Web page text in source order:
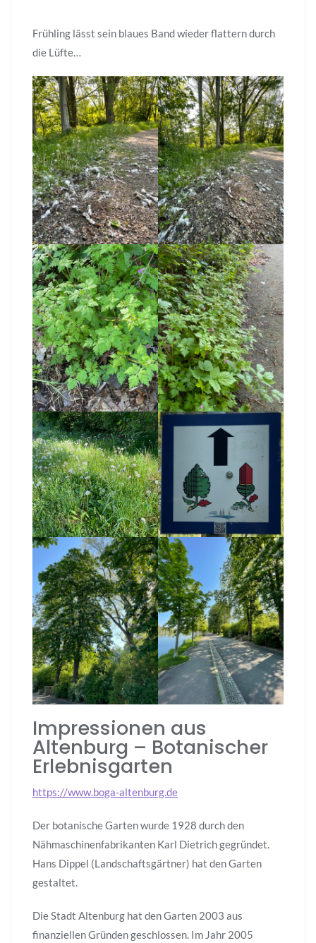
Frühling lässt sein blaues Band wieder flattern durch
die Lüfte…
Impressionen aus
Altenburg – Botanischer
Erlebnisgarten
https://www.boga-altenburg.de
Der botanische Garten wurde 1928 durch den
Nähmaschinenfabrikanten Karl Dietrich gegründet.
Hans Dippel (Landschaftsgärtner) hat den Garten
gestaltet.
Die Stadt Altenburg hat den Garten 2003 aus
finanziellen Gründen geschlossen. Im Jahr 2005